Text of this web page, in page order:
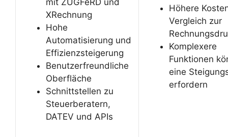
XRechnung
Hohe
Automatisierung und
Effizienzsteigerung
Benutzerfreundliche
Oberfläche
Schnittstellen zu
Steuerberatern,
DATEV und APIs
Höhere
Vergleich zur
Komplexere
Funktionen
eine
erfordern